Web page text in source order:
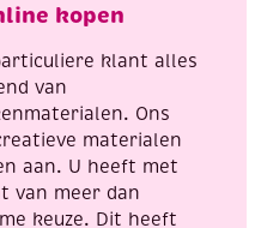
aantal
kopen
klant alles
van
Ons
materialen
aan. U heeft met
van meer dan
keuze. Dit heeft